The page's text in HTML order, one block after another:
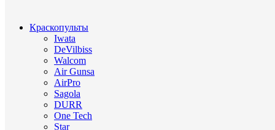
Краскопульты
Iwata
DeVilbiss
Walcom
Air Gunsa
AirPro
Sagola
DURR
One Tech
Star